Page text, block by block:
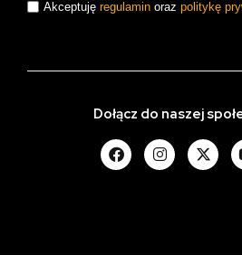
Akceptuję regulamin oraz politykę
Dołącz do naszej